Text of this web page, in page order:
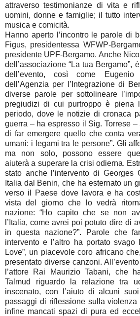
attraverso testimonianze di vita e
uomini, donne e famiglie; il tutto
musica e comicità.
Hanno aperto l’incontro le parole di
Figus, presidentessa WFWP-
presidente UPF-Bergamo. Anche
dell’associazione “La tua Bergamo”,
dell’evento, così come Eugenio
dell’Agenzia per l’Integrazione di
diverse parole per sottolineare
pregiudizi di cui purtroppo è piena
periodo, dove le notizie di cronaca
guerra – ha espresso il Sig. Torrese –
di far emergere quello che conta
umani: i legami tra le persone”. Gli
ma non solo, possono essere
aiuterà a superare la crisi odierna.
stato anche l’intervento di Georges
Italia dal Benin, che ha esternato un
verso il Paese dove lavora e ha
vista del giorno che lo vedrà
nazione: “Ho capito che se non
l’Italia, come avrei poi potuto dire di
in questa nazione?”. Parole che
intervento e l’altro ha portato svago
Love”, un piacevole coro africano
presentato diverse canzoni.
l’attore Rai Maurizio Tabani, che
Talmud riguardo la relazione tra
inscenato, con l’aiuto di alcuni
passaggi di riflessione sulla
infine mancati spazi di pura ed